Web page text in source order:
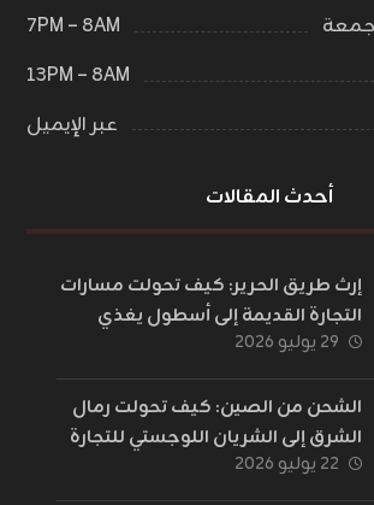
٨AM – ٧PM
٨AM – ١٣PM
عبر الإيميل
أحدث المقالات
إرث طريق الحرير: كيف تحولت مسارات
التجارة القديمة إلى أسطول يغذي
العالم؟
٢٩ يوليو ٢٠٢٦
الشحن من الصين: كيف تحولت رمال
الشرق إلى الشريان اللوجستي للتجارة
الإلكترونية؟
٢٢ يوليو ٢٠٢٦